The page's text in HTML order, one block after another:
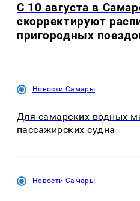
С 10 августа в
скорректируют
пригородных
Новости Самары
Для самарских водных
пассажирских судна
Новости Самары